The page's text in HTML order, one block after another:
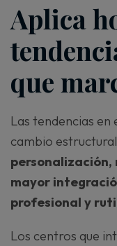
Aplica
que
Las tendencias
cambio
personalización,
mayor
profesional y
Los centros que